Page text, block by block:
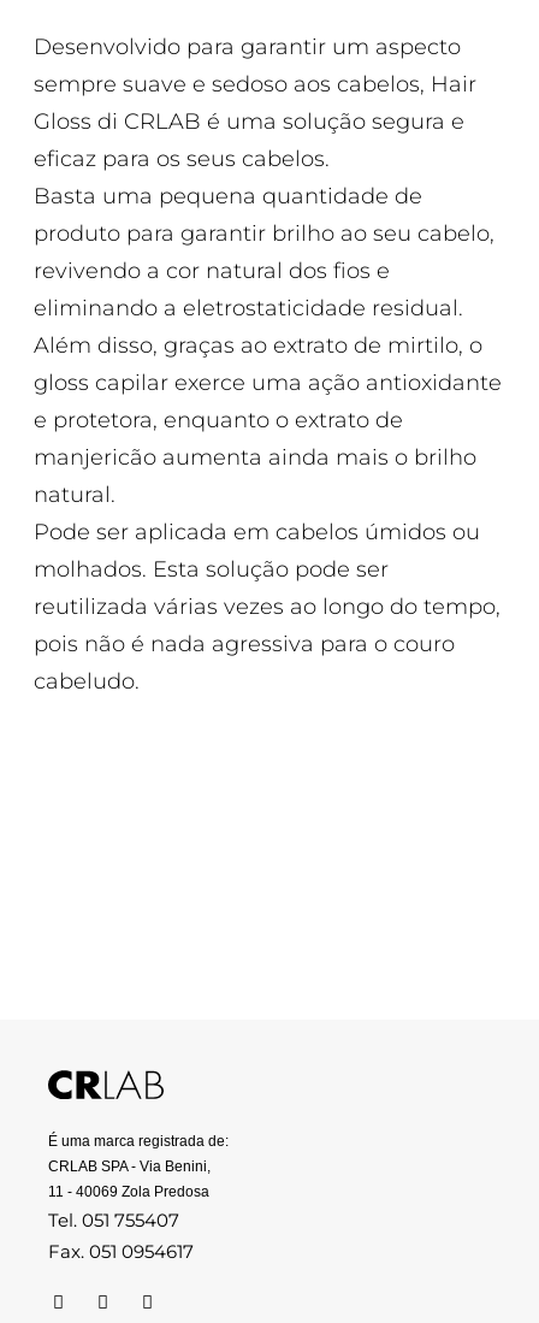
Desenvolvido para garantir um aspecto
sempre suave e sedoso aos cabelos, Hair
Gloss di CRLAB é uma solução segura e
eficaz para os seus cabelos.
Basta uma pequena quantidade de
produto para garantir brilho ao seu cabelo,
revivendo a cor natural dos fios e
eliminando a eletrostaticidade residual.
Além disso, graças ao extrato de mirtilo, o
gloss capilar exerce uma ação antioxidante
e protetora, enquanto o extrato de
manjericão aumenta ainda mais o brilho
natural.
Pode ser aplicada em cabelos úmidos ou
molhados. Esta solução pode ser
reutilizada várias vezes ao longo do tempo,
pois não é nada agressiva para o couro
cabeludo.
É uma marca registrada de:
CRLAB SPA - Via Benini,
11 - 40069 Zola Predosa
Tel. 051 755407
Fax. 051 0954617